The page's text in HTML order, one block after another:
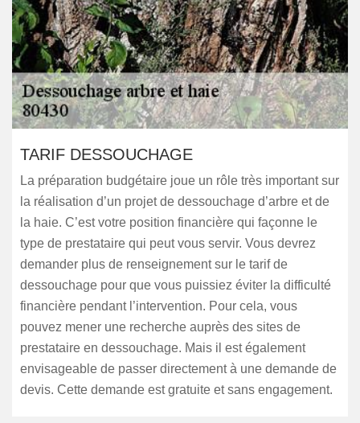
TARIF DESSOUCHAGE
La préparation budgétaire joue un rôle très important sur
la réalisation d’un projet de dessouchage d’arbre et de
la haie. C’est votre position financière qui façonne le
type de prestataire qui peut vous servir. Vous devrez
demander plus de renseignement sur le tarif de
dessouchage pour que vous puissiez éviter la difficulté
financière pendant l’intervention. Pour cela, vous
pouvez mener une recherche auprès des sites de
prestataire en dessouchage. Mais il est également
envisageable de passer directement à une demande de
devis. Cette demande est gratuite et sans engagement.